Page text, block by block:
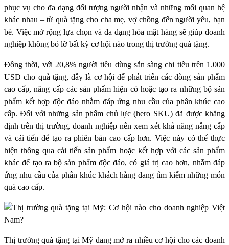
phục vụ cho đa dạng đối tượng người nhận và những mối quan hệ
khác nhau – từ quà tặng cho cha mẹ, vợ chồng đến người yêu, bạn
bè. Việc mở rộng lựa chọn và đa dạng hóa mặt hàng sẽ giúp doanh
nghiệp không bỏ lỡ bất kỳ cơ hội nào trong thị trường quà tặng.
Đồng thời, với 20,8% người tiêu dùng sẵn sàng chi tiêu trên 1.000
USD cho quà tặng, đây là cơ hội để phát triển các dòng sản phẩm
cao cấp, nâng cấp các sản phẩm hiện có hoặc tạo ra những bộ sản
phẩm kết hợp độc đáo nhằm đáp ứng nhu cầu của phân khúc cao
cấp. Đối với những sản phẩm chủ lực (hero SKU) đã được khẳng
định trên thị trường, doanh nghiệp nên xem xét khả năng nâng cấp
và cải tiến để tạo ra phiên bản cao cấp hơn. Việc này có thể thực
hiện thông qua cải tiến sản phẩm hoặc kết hợp với các sản phẩm
khác để tạo ra bộ sản phẩm độc đáo, có giá trị cao hơn, nhằm đáp
ứng nhu cầu của phân khúc khách hàng đang tìm kiếm những món
quà cao cấp.
Thị trường quà tặng tại Mỹ đang mở ra nhiều cơ hội cho các doanh